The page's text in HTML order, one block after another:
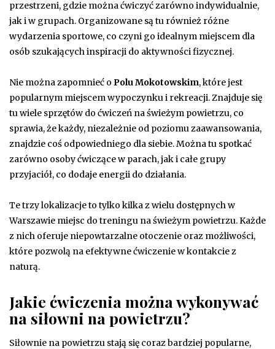
przestrzeni, gdzie można ćwiczyć zarówno indywidualnie,
jak i w grupach. Organizowane są tu również różne
wydarzenia sportowe, co czyni go idealnym miejscem dla
osób szukających inspiracji do aktywności fizycznej.
Nie można zapomnieć o Polu Mokotowskim, które jest
popularnym miejscem wypoczynku i rekreacji. Znajduje się
tu wiele sprzętów do ćwiczeń na świeżym powietrzu, co
sprawia, że każdy, niezależnie od poziomu zaawansowania,
znajdzie coś odpowiedniego dla siebie. Można tu spotkać
zarówno osoby ćwiczące w parach, jak i całe grupy
przyjaciół, co dodaje energii do działania.
Te trzy lokalizacje to tylko kilka z wielu dostępnych w
Warszawie miejsc do treningu na świeżym powietrzu. Każde
z nich oferuje niepowtarzalne otoczenie oraz możliwości,
które pozwolą na efektywne ćwiczenie w kontakcie z
naturą.
Jakie ćwiczenia można wykonywać
na siłowni na powietrzu?
Siłownie na powietrzu stają się coraz bardziej popularne,